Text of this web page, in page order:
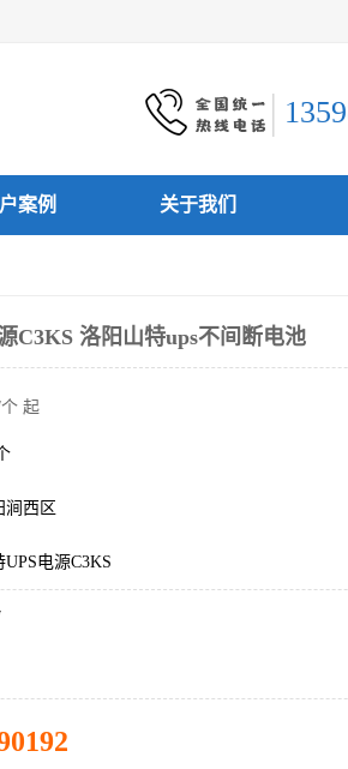
案例 关于我们
C3KS 洛阳山特ups不间断电池
起
涧西区
电源C3KS